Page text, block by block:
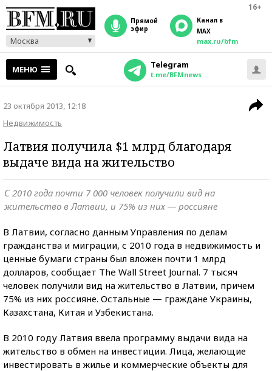
16+
Москва
прямой
эфир
Канал в
MAX
max.ru/bfm
МЕНЮ Telegram
t.me/BFMnews
23 октября 2013, 12:18
Недвижимость
Латвия получила $1 млрд благодаря
выдаче вида на жительство
С 2010 года почти 7 000 человек получили вид на
жительство в Латвии, и 75% из них — россияне
В Латвии, согласно данным Управления по делам
гражданства и миграции, с 2010 года в недвижимость и
ценные бумаги страны был вложен почти 1 млрд
долларов, сообщает The Wall Street Journal. 7 тысяч
человек получили вид на жительство в Латвии, причем
75% из них россияне. Остальные — граждане Украины,
Казахстана, Китая и Узбекистана.
В 2010 году Латвия ввела программу выдачи вида на
жительство в обмен на инвестиции. Лица, желающие
инвестировать в жилье и коммерческие объекты для